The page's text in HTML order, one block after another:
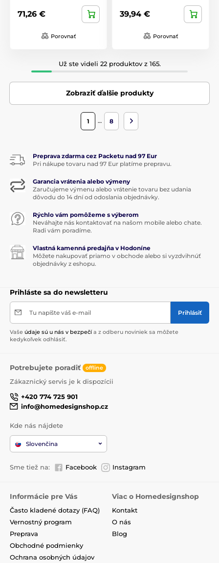
71,26 €
Porovnať
39,94 €
Porovnať
Už ste videli 22 produktov z 165.
Zobraziť ďalšie produkty
1 … 8
Preprava zdarma cez Packetu nad 97 Eur
Pri nákupe tovaru nad 97 Eur platíme prepravu.
Garancia vrátenia alebo výmeny
Zaručujeme výmenu alebo vrátenie tovaru bez udania
dôvodu do 14 dní od odoslania objednávky.
Rýchlo vám pomôžeme s výberom
Neváhajte nás kontaktovať na našom mobile alebo chate.
Radi vám poradíme.
Vlastná kamenná predajňa v Hodoníne
Môžete nakupovať priamo v obchode alebo si vyzdvihnúť
objednávky z eshopu.
Prihláste sa do newsletteru
Tu napíšte váš e-mail Prihlásiť
Vaše údaje sú u nás v bezpečí a z odberu noviniek sa môžete
kedykoľvek odhlásiť.
Potrebujete poradiť offline
Zákaznický servis je k dispozícii
+420 774 725 901
info@homedesignshop.cz
Kde nás nájdete
Slovenčina
Sme tiež na: Facebook Instagram
Informácie pre Vás
Často kladené dotazy (FAQ)
Vernostný program
Preprava
Obchodné podmienky
Ochrana osobných údajov
Viac o Homedesignshop
Kontakt
O nás
Blog